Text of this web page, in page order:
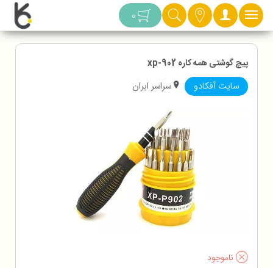
دسته بندی 0
پیچ گوشتی همه کاره xp-902
سایت آفکادو سراسر ایران
ناموجود